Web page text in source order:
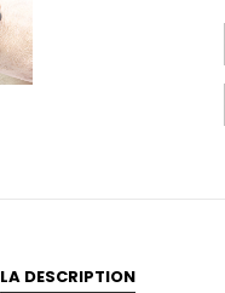
LA DESCRIPTION